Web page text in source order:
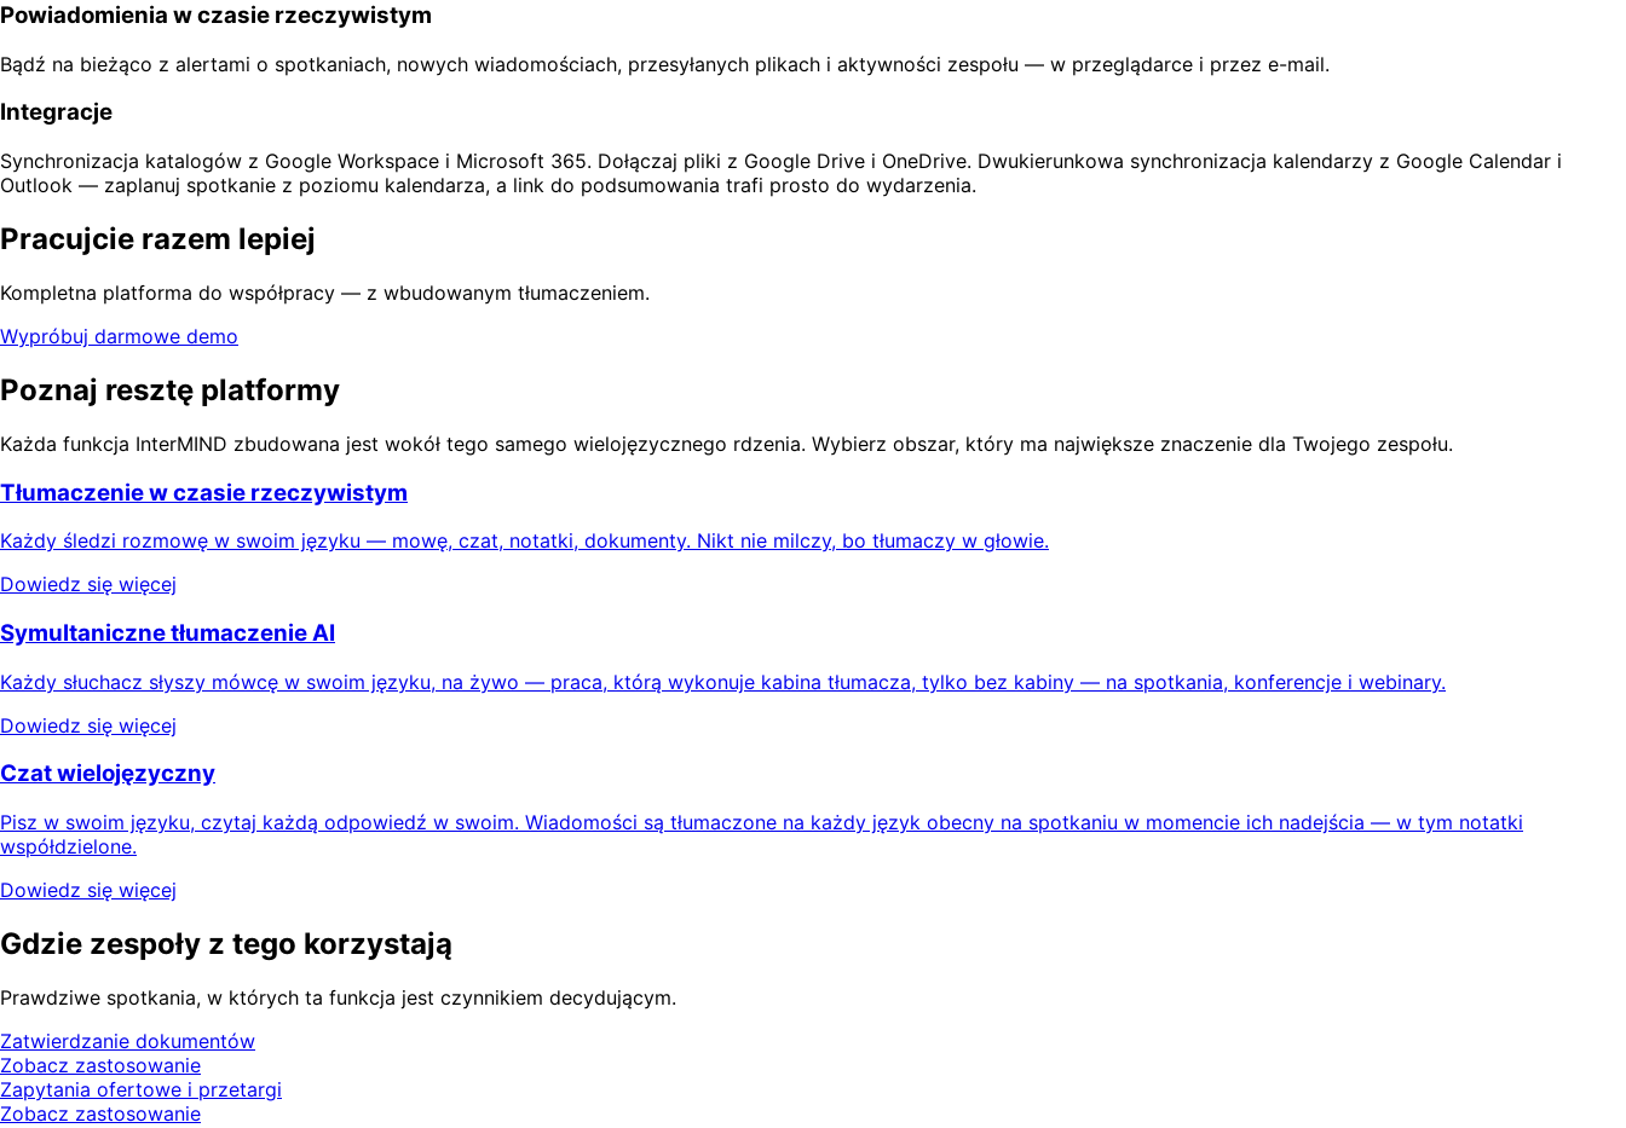
Powiadomienia w czasie rzeczywistym
Bądź na bieżąco z alertami o spotkaniach, nowych wiadomościach, przesyłanych plikach i aktywności zespołu — w przeglądarce i przez e-mail.
Integracje
Synchronizacja katalogów z Google Workspace i Microsoft 365. Dołączaj pliki z Google Drive i OneDrive. Dwukierunkowa synchronizacja kalendarzy z Google Calendar i
Outlook — zaplanuj spotkanie z poziomu kalendarza, a link do podsumowania trafi prosto do wydarzenia.
Pracujcie razem lepiej
Kompletna platforma do współpracy — z wbudowanym tłumaczeniem.
Wypróbuj darmowe demo
Poznaj resztę platformy
Każda funkcja InterMIND zbudowana jest wokół tego samego wielojęzycznego rdzenia. Wybierz obszar, który ma największe znaczenie dla Twojego zespołu.
Tłumaczenie w czasie rzeczywistym
Każdy śledzi rozmowę w swoim języku — mowę, czat, notatki, dokumenty. Nikt nie milczy, bo tłumaczy w głowie.
Dowiedz się więcej
Symultaniczne tłumaczenie AI
Każdy słuchacz słyszy mówcę w swoim języku, na żywo — praca, którą wykonuje kabina tłumacza, tylko bez kabiny — na spotkania, konferencje i webinary.
Dowiedz się więcej
Czat wielojęzyczny
Pisz w swoim języku, czytaj każdą odpowiedź w swoim. Wiadomości są tłumaczone na każdy język obecny na spotkaniu w momencie ich nadejścia — w tym notatki
współdzielone.
Dowiedz się więcej
Gdzie zespoły z tego korzystają
Prawdziwe spotkania, w których ta funkcja jest czynnikiem decydującym.
Zatwierdzanie dokumentów
Zobacz zastosowanie
Zapytania ofertowe i przetargi
Zobacz zastosowanie